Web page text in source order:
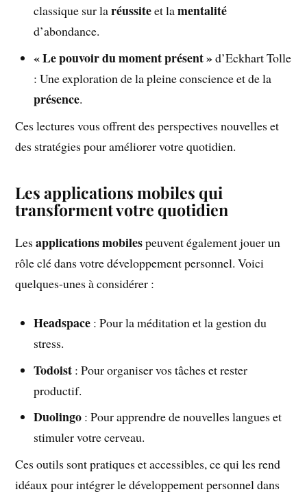
classique sur laréussiteet lamentalité
d’abondance.
« Le pouvoir du moment présent »d’Eckhart Tolle
: Une exploration de la pleine conscience et de la
présence.
Ces lectures vous offrent des perspectives nouvelles et
des stratégies pour améliorer votre quotidien.
Les applications mobiles qui
transforment votre quotidien
Lesapplications mobilespeuvent également jouer un
rôle clé dans votre développement personnel. Voici
quelques-unes à considérer :
Headspace : Pour la méditation et la gestion du
stress.
Todoist : Pour organiser vos tâches et rester
productif.
Duolingo : Pour apprendre de nouvelles langues et
stimuler votre cerveau.
Ces outils sont pratiques et accessibles, ce qui les rend
idéaux pour intégrer le développement personnel dans